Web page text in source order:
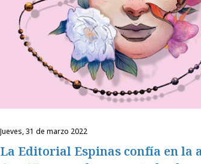
jueves, 31 de marzo 2022
La Editorial Espinas confía en la